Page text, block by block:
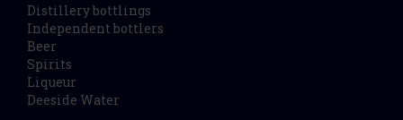
Distillery bottlings
Independent bottlers
Beer
Spirits
Liqueur
Deeside Water